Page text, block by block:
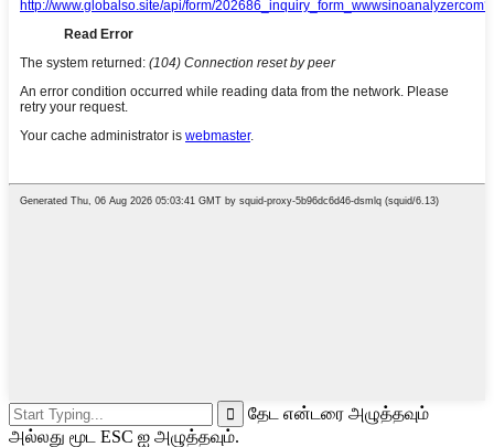
தேட என்டரை அழுத்தவும்
அல்லது மூட ESC ஐ அழுத்தவும்.